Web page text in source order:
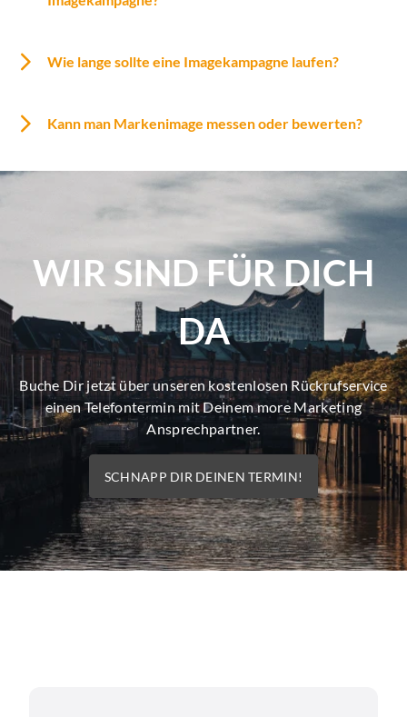
Wie lange sollte eine Imagekampagne laufen?
Kann man Markenimage messen oder bewerten?
WIR SIND FÜR DICH
DA
Buche Dir jetzt über unseren kostenlosen Rückrufservice
einen Telefontermin mit Deinem more Marketing
Ansprechpartner.
SCHNAPP DIR DEINEN TERMIN!